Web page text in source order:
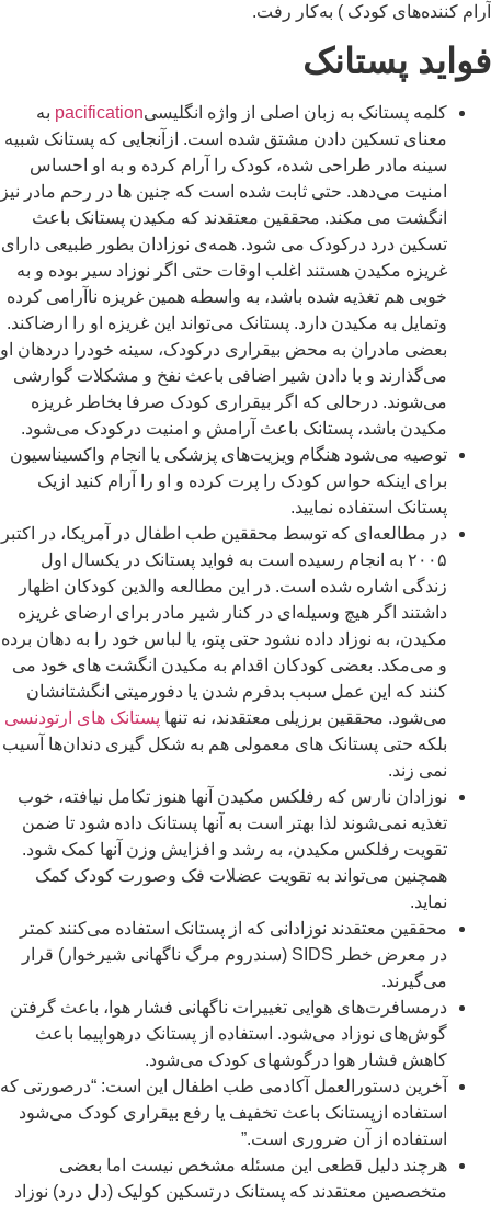
آرام کننده‌های کودک ) به‌کار رفت.
فواید پستانک
کلمه پستانک به زبان اصلی از واژه انگلیسیpacification به
معنای تسکین دادن مشتق شده است. ازآنجایی که پستانک شبیه
سینه مادر طراحی شده، کودک را آرام کرده و به او احساس
امنیت می‌دهد. حتی ثابت شده است که جنین ها در رحم مادر نیز
انگشت می مکند. محققین معتقدند که مکیدن پستانک باعث
تسکین درد درکودک می شود. همه‌ی نوزادان بطور طبیعی دارای
غریزه مکیدن هستند اغلب اوقات حتی اگر نوزاد سیر بوده و به
خوبی هم تغذیه شده باشد، به واسطه همین غریزه ناآرامی کرده
وتمایل به مکیدن دارد. پستانک می‌تواند این غریزه او را ارضاکند.
بعضی مادران به محض بیقراری درکودک، سینه خودرا دردهان او
می‌گذارند و با دادن شیر اضافی باعث نفخ و مشکلات گوارشی
می‌شوند. درحالی که اگر بیقراری کودک صرفا بخاطر غریزه
مکیدن باشد، پستانک باعث آرامش و امنیت درکودک می‌شود.
توصیه می‌شود هنگام ویزیت‌های پزشکی یا انجام واکسیناسیون
برای اینکه حواس کودک را پرت کرده و او را آرام کنید ازیک
پستانک استفاده نمایید.
در مطالعه‌ای که توسط محققین طب اطفال در آمریکا، در اکتبر
۲۰۰۵ به انجام رسیده است به فواید پستانک در یکسال اول
زندگی اشاره شده است. در این مطالعه والدین کودکان اظهار
داشتند اگر هیچ وسیله‌ای در کنار شیر مادر برای ارضای غریزه
مکیدن، به نوزاد داده نشود حتی پتو، یا لباس خود را به دهان برده
و می‌مکد. بعضی کودکان اقدام به مکیدن انگشت های خود می
کنند که این عمل سبب بدفرم شدن یا دفورمیتی انگشتانشان
می‌شود. محققین برزیلی معتقدند، نه تنها پستانک های ارتودنسی
بلکه حتی پستانک های معمولی هم به شکل گیری دندان‌ها آسیب
نمی زند.
نوزادان نارس که رفلکس مکیدن آنها هنوز تکامل نیافته، خوب
تغذیه نمی‌شوند لذا بهتر است به آنها پستانک داده شود تا ضمن
تقویت رفلکس مکیدن، به رشد و افزایش وزن آنها کمک شود.
همچنین می‌تواند به تقویت عضلات فک وصورت کودک کمک
نماید.
محققین معتقدند نوزادانی که از پستانک استفاده می‌کنند کمتر
در معرض خطر SIDS (سندروم مرگ ناگهانی شیرخوار) قرار
می‌گیرند.
درمسافرت‌های هوایی تغییرات ناگهانی فشار هوا، باعث گرفتن
گوش‌های نوزاد می‌شود. استفاده از پستانک درهواپیما باعث
کاهش فشار هوا درگوشهای کودک می‌شود.
آخرین دستورالعمل آکادمی طب اطفال این است: “درصورتی که
استفاده ازپستانک باعث تخفیف یا رفع بیقراری کودک می‌شود
استفاده از آن ضروری است.”
هرچند دلیل قطعی این مسئله مشخص نیست اما بعضی
متخصصین معتقدند که پستانک درتسکین کولیک (دل درد) نوزاد